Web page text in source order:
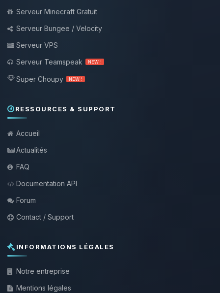
Serveur Minecraft Gratuit
Serveur Bungee / Velocity
Serveur VPS
Serveur Teamspeak
NEW !
Super Choupy NEW !
RESSOURCES & SUPPORT
Accueil
Actualités
FAQ
Documentation API
Forum
Contact / Support
INFORMATIONS LÉGALES
Notre entreprise
Mentions légales